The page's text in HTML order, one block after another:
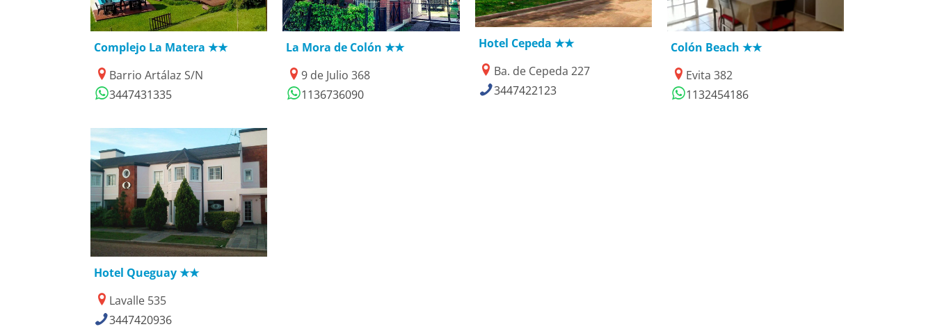
07/01/2021
Complejo La Matera ★★
Barrio Artálaz S/N
3447431335
26/02/2021
La Mora de Colón ★★
9 de Julio 368
1136736090
18/06/2018
Hotel Cepeda ★★
Ba. de Cepeda 227
3447422123
09/08/2025
Colón Beach ★★
Evita 382
1132454186
17/01/2019
Hotel Queguay ★★
Lavalle 535
3447420936